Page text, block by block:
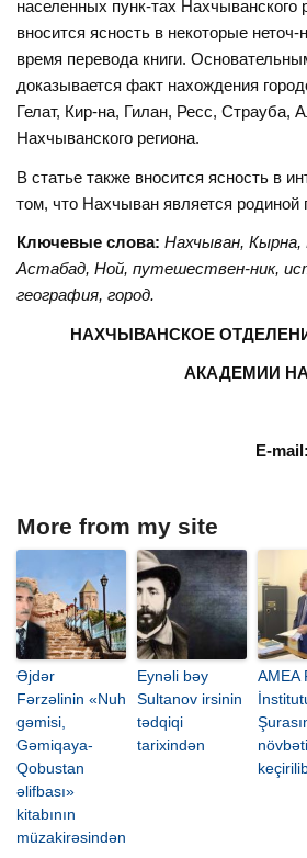
населенных пунк-тах Нахчыванского
вносится ясность в некоторые
время перевода книги.
доказывается факт нахождения
Гелат, Кир-на, Гилан, Ресс, Страуба,
Нахчыванского региона.
В статье также вносится ясность в
том, что Нахчыван является родиной
Ключевые слова:Нахчыван, Кырна,
Астабад, Ной, путешествен-ник,
география, город.
НАХЧЫВАНСКОЕ
АКАДЕМИИ
E-mail:
More from my site
Əjdər
Fərzəlinin «Nuh
gəmisi,
Gəmiqaya-
Qobustan
əlifbası»
kitabının
müzakirəsindən
Eynəli bəy
Sultanov irsinin
tədqiqi
tarixindən
AMEA